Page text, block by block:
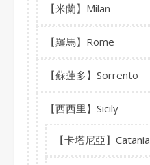
【米蘭】Milan
【羅馬】Rome
【蘇蓮多】Sorrento
【西西里】Sicily
【卡塔尼亞】Catania